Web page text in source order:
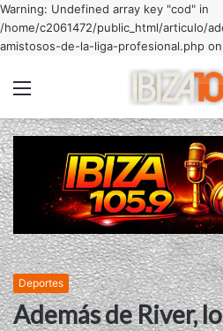
Warning: Undefined array key "cod" in
/home/c2061472/public_html/articulo/
amistosos-de-la-liga-profesional.php
Deportes
Además de River,